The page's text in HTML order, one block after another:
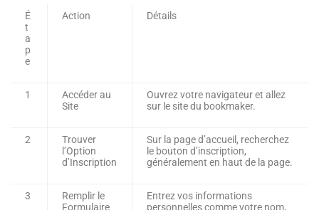
É
t
a
p
e
Action Détails
1
Accéder au
Site
Ouvrez votre navigateur et allez
sur le site du bookmaker.
2
Trouver
l’Option
d’Inscription
Sur la page d’accueil, recherchez
le bouton d’inscription,
généralement en haut de la page.
3
Remplir le
Formulaire
Entrez vos informations
personnelles comme votre nom,